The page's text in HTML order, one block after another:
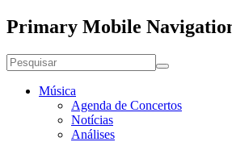
Primary Mobile
Música
Agenda de Concertos
Notícias
Análises